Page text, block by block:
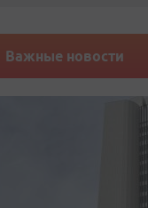
Важные новости